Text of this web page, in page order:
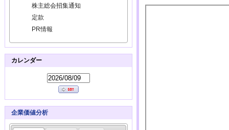
株主総会招集通知
定款
PR情報
カレンダー
企業価値分析